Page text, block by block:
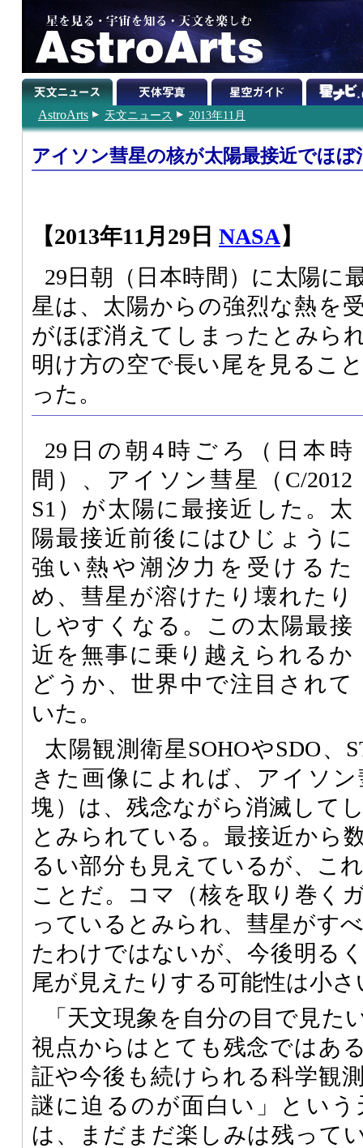
AstroArts 天文ニュース 2013年11月
アイソン彗星の核が太陽最接近でほぼ
【2013年11月29日 NASA】
29日朝（日本時間）に太陽に
星は、太陽からの強烈な熱を
がほぼ消えてしまったとみら
明け方の空で長い尾を見るこ
った。
29日の朝4時ごろ（日本時
間）、アイソン彗星（C/2012
S1）が太陽に最接近した。太
陽最接近前後にはひじょうに
強い熱や潮汐力を受けるた
め、彗星が溶けたり壊れたり
しやすくなる。この太陽最接
近を無事に乗り越えられるか
どうか、世界中で注目されて
いた。
太陽観測衛星SOHOやSDO、
きた画像によれば、アイソ
塊）は、残念ながら消滅して
とみられている。最接近から
るい部分も見えているが、こ
ことだ。コマ（核を取り巻く
っているとみられ、彗星がす
たわけではないが、今後明る
尾が見えたりする可能性は小
「天文現象を自分の目で見た
視点からはとても残念ではあ
証や今後も続けられる科学観
謎に迫るのが面白い」とい
は、まだまだ楽しみは残って